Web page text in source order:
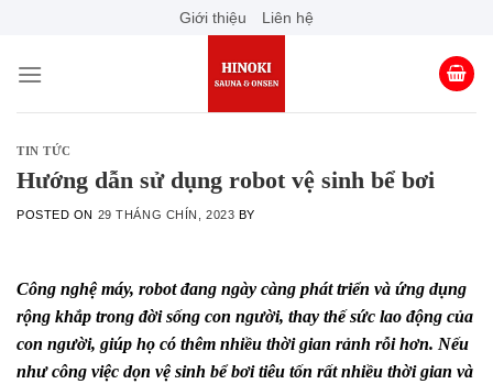
content
Giới thiệu Liên hệ
TIN TỨC
Hướng dẫn sử dụng robot vệ sinh bể bơi
POSTED ON 29 THÁNG CHÍN, 2023 BY
Công nghệ máy, robot đang ngày càng phát triển và ứng dụng
rộng khắp trong đời sống con người, thay thế sức lao động của
con người, giúp họ có thêm nhiều thời gian rảnh rỗi hơn. Nếu
như công việc dọn vệ sinh bể bơi tiêu tốn rất nhiều thời gian và